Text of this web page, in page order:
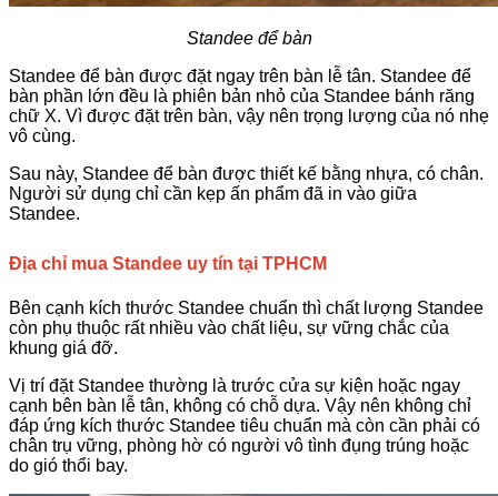
Standee để bàn
Standee để bàn được đặt ngay trên bàn lễ tân. Standee để
bàn phần lớn đều là phiên bản nhỏ của Standee bánh răng
chữ X. Vì được đặt trên bàn, vậy nên trọng lượng của nó nhẹ
vô cùng.
Sau này, Standee để bàn được thiết kế bằng nhựa, có chân.
Người sử dụng chỉ cần kẹp ấn phẩm đã in vào giữa
Standee.
Địa chỉ mua Standee uy tín tại TPHCM
Bên cạnh kích thước Standee chuẩn thì chất lượng Standee
còn phụ thuộc rất nhiều vào chất liệu, sự vững chắc của
khung giá đỡ.
Vị trí đặt Standee thường là trước cửa sự kiện hoặc ngay
cạnh bên bàn lễ tân, không có chỗ dựa. Vậy nên không chỉ
đáp ứng kích thước Standee tiêu chuẩn mà còn cần phải có
chân trụ vững, phòng hờ có người vô tình đụng trúng hoặc
do gió thổi bay.